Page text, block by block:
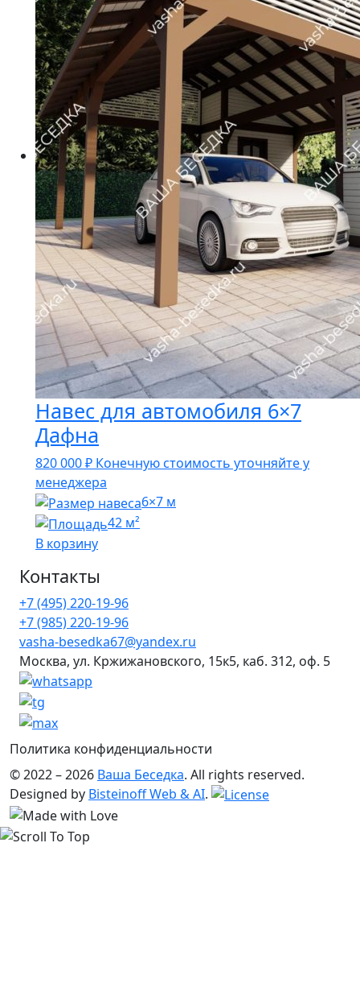
Навес для автомобиля 6×7
Дафна
820 000₽ Конечную стоимость уточняйте у
менеджера
6×7 м
42 м²
В корзину
Контакты
+7 (495) 220-19-96
+7 (985) 220-19-96
vasha-besedka67@yandex.ru
Москва, ул. Кржижановского, 15к5, каб. 312, оф. 5
Политика конфиденциальности
© 2022 – 2026 Ваша Беседка. All rights reserved.
Designed by Bisteinoff Web & AI.